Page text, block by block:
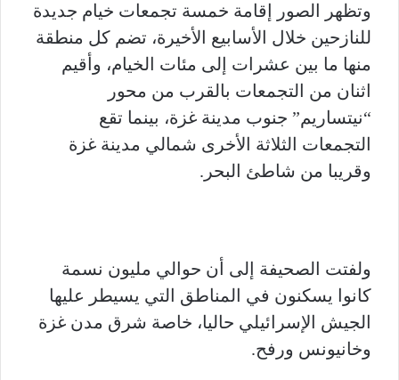
وتظهر الصور إقامة خمسة تجمعات خيام جديدة
للنازحين خلال الأسابيع الأخيرة، تضم كل منطقة
منها ما بين عشرات إلى مئات الخيام، وأقيم
اثنان من التجمعات بالقرب من محور
“نيتساريم” جنوب مدينة غزة، بينما تقع
التجمعات الثلاثة الأخرى شمالي مدينة غزة
وقريبا من شاطئ البحر.
ولفتت الصحيفة إلى أن حوالي مليون نسمة
كانوا يسكنون في المناطق التي يسيطر عليها
الجيش الإسرائيلي حاليا، خاصة شرق مدن غزة
وخانيونس ورفح.